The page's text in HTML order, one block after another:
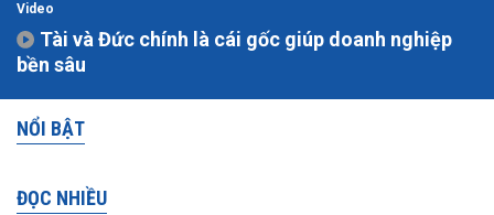
Video
Tài và Đức chính là cái gốc giúp doanh nghiệp
bền sâu
NỔI BẬT
ĐỌC NHIỀU